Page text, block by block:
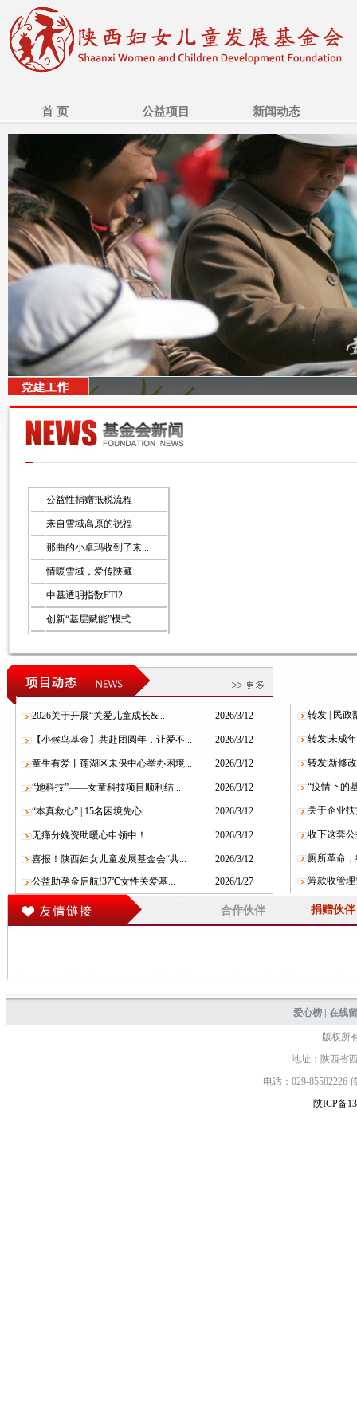
首 页 公益项目 新闻动态
公益性捐赠抵税流程
来自雪域高原的祝福
那曲的小卓玛收到了来...
情暖雪域，爱传陕藏
中基透明指数FTI2...
创新“基层赋能”模式...
2026关于开展“关爱儿童成长&... 2026/3/12
【小候鸟基金】共赴团圆年，让爱不... 2026/3/12
童生有爱丨莲湖区未保中心举办困境... 2026/3/12
“她科技”——女童科技项目顺利结... 2026/3/12
“本真救心” | 15名困境先心... 2026/3/12
无痛分娩资助暖心申领中！ 2026/3/12
喜报！陕西妇女儿童发展基金会“共...
2026/3/12
公益助孕金启航!37℃女性关爱基...
2026/1/27
转发 | 民政
转发|未成
转发|新修
“疫情下的
关于企业
收下这套
厕所革命
筹款收管
合作伙伴 捐赠伙伴
爱心榜 在线
版权所
地址：陕西省
电话：029-85582226
陕ICP备